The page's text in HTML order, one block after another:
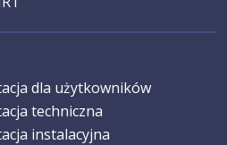
dla użytkowników
techniczna
instalacyjna